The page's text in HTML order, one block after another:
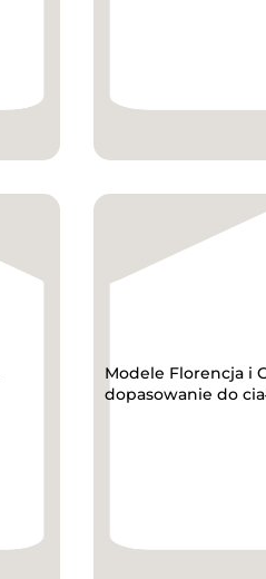
Modele Florencja i
dopasowanie do